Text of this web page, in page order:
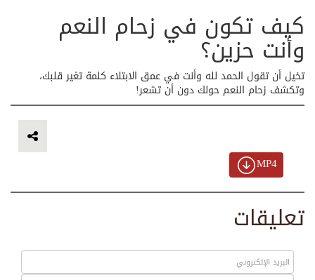
كيف تكون في زحام النعم
وأنت حزين؟
تخيل أن تقول الحمد لله وأنت في عمق الابتلاء كلمة تغير قلبك،
وتكشف زحام النعم حولك دون أن تشعر!
MP4
تعليقات